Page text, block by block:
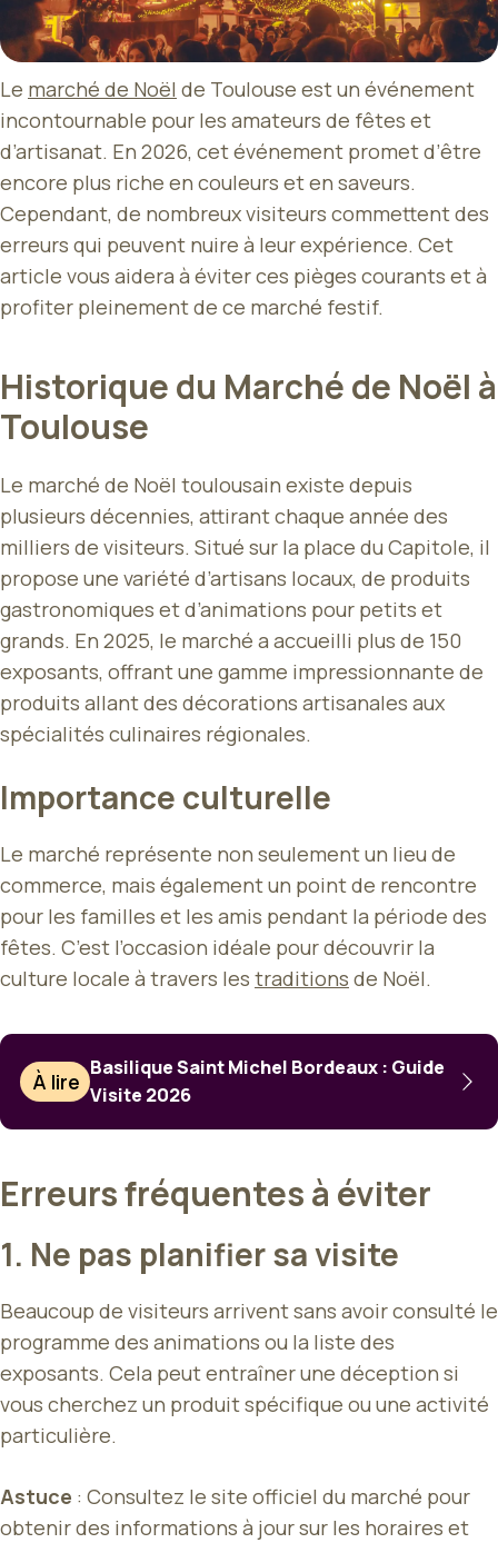
Le marché de Noël de Toulouse est un événement
incontournable pour les amateurs de fêtes et
d’artisanat. En 2026, cet événement promet d’être
encore plus riche en couleurs et en saveurs.
Cependant, de nombreux visiteurs commettent des
erreurs qui peuvent nuire à leur expérience. Cet
article vous aidera à éviter ces pièges courants et à
profiter pleinement de ce marché festif.
Historique du Marché de Noël à
Toulouse
Le marché de Noël toulousain existe depuis
plusieurs décennies, attirant chaque année des
milliers de visiteurs. Situé sur la place du Capitole, il
propose une variété d’artisans locaux, de produits
gastronomiques et d’animations pour petits et
grands. En 2025, le marché a accueilli plus de 150
exposants, offrant une gamme impressionnante de
produits allant des décorations artisanales aux
spécialités culinaires régionales.
Importance culturelle
Le marché représente non seulement un lieu de
commerce, mais également un point de rencontre
pour les familles et les amis pendant la période des
fêtes. C’est l’occasion idéale pour découvrir la
culture locale à travers les traditions de Noël.
À lire
Basilique Saint Michel Bordeaux : Guide
Visite 2026
Erreurs fréquentes à éviter
1. Ne pas planifier sa visite
Beaucoup de visiteurs arrivent sans avoir consulté le
programme des animations ou la liste des
exposants. Cela peut entraîner une déception si
vous cherchez un produit spécifique ou une activité
particulière.
Astuce : Consultez le site officiel du marché pour
obtenir des informations à jour sur les horaires et